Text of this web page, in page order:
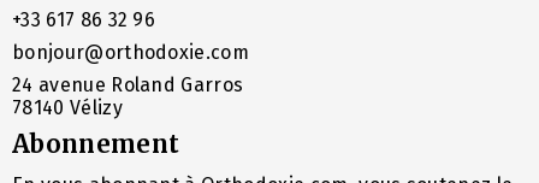
+33 617 86 32 96
bonjour@orthodoxie.com
24 avenue Roland Garros
78140 Vélizy
Abonnement